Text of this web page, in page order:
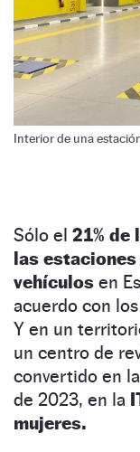
Interior de una
Sólo el 21% de
las
vehículos en
acuerdo con
Y en un
un centro de
convertido en
de 2023, en la
mujeres.